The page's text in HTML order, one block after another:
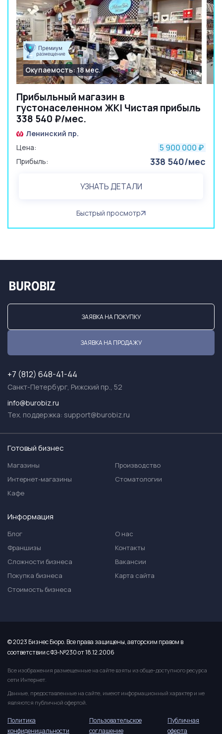
Прибыльный магазин в
густонаселенном ЖК| Чистая прибыль
338 540 ₽/мес.
Окупаемость: 18 мес. 1315
Ленинский пр.
Цена:
5 900 000 ₽
Прибыль: 338 540/мес
УЗНАТЬ ДЕТАЛИ
Быстрый просмотр
ЗАЯВКА НА ПОКУПКУ
ЗАЯВКА НА ПРОДАЖУ
+7 (812) 648-41-44
Санкт-Петербург, Рижский пр., 52
info@burobiz.ru
Тех. поддержка: support@burobiz.ru
Готовый бизнес
Магазины
Интернет-магазины
Кафе
Производство
Стоматологии
Информация
Блог
Франшизы
Сложности бизнеса
Покупка бизнеса
Стоимость бизнеса
О нас
Контакты
Вакансии
Карта сайта
© 2023 Бизнес Бюро. Все права защищены, авторским правом в
соответствии с ФЗ-№230 от 18.12.2006
Все изображения размещенные на сайте взяты из обще-доступного ресурса
сети Интернет.
Данные, предоставленные на сайте, имеют информационный характер и не
являются публичной офертой.
Политика
конфиденицальности
Пользовательское
соглашение
Публичная
оферта